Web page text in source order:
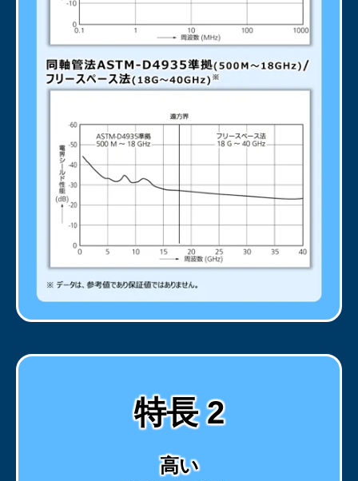
特長 2
高い